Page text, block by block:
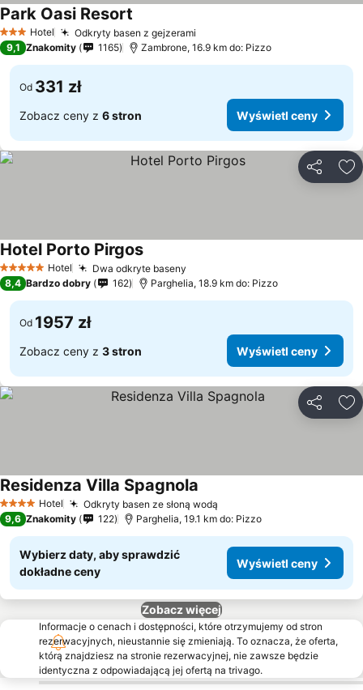
3 Kategoria
Hotel Odkryty basen z gejzerami
Park Oasi Resort
9,1 Znakomity 1165 Zambrone, 16.9 km do: Pizzo
Od 331 zł
Zobacz ceny z 6 stron Wyświetl ceny
5 KategoriaHotel Dwa odkryte baseny
Hotel Porto Pirgos
8,4 Bardzo dobry 162 Parghelia, 18.9 km do: Pizzo
Od 1957 zł
Zobacz ceny z 3 stron Wyświetl ceny
4 KategoriaHotel Odkryty basen ze słoną wodą
Residenza Villa Spagnola
9,6 Znakomity 122 Parghelia, 19.1 km do: Pizzo
Wybierz daty, aby sprawdzić
dokładne ceny
Wyświetl ceny
Zobacz więcej
Informacje o cenach i dostępności, które otrzymujemy od stron
rezerwacyjnych, nieustannie się zmieniają. To oznacza, że oferta,
którą znajdziesz na stronie rezerwacyjnej, nie zawsze będzie
identyczna z odpowiadającą jej ofertą na trivago.